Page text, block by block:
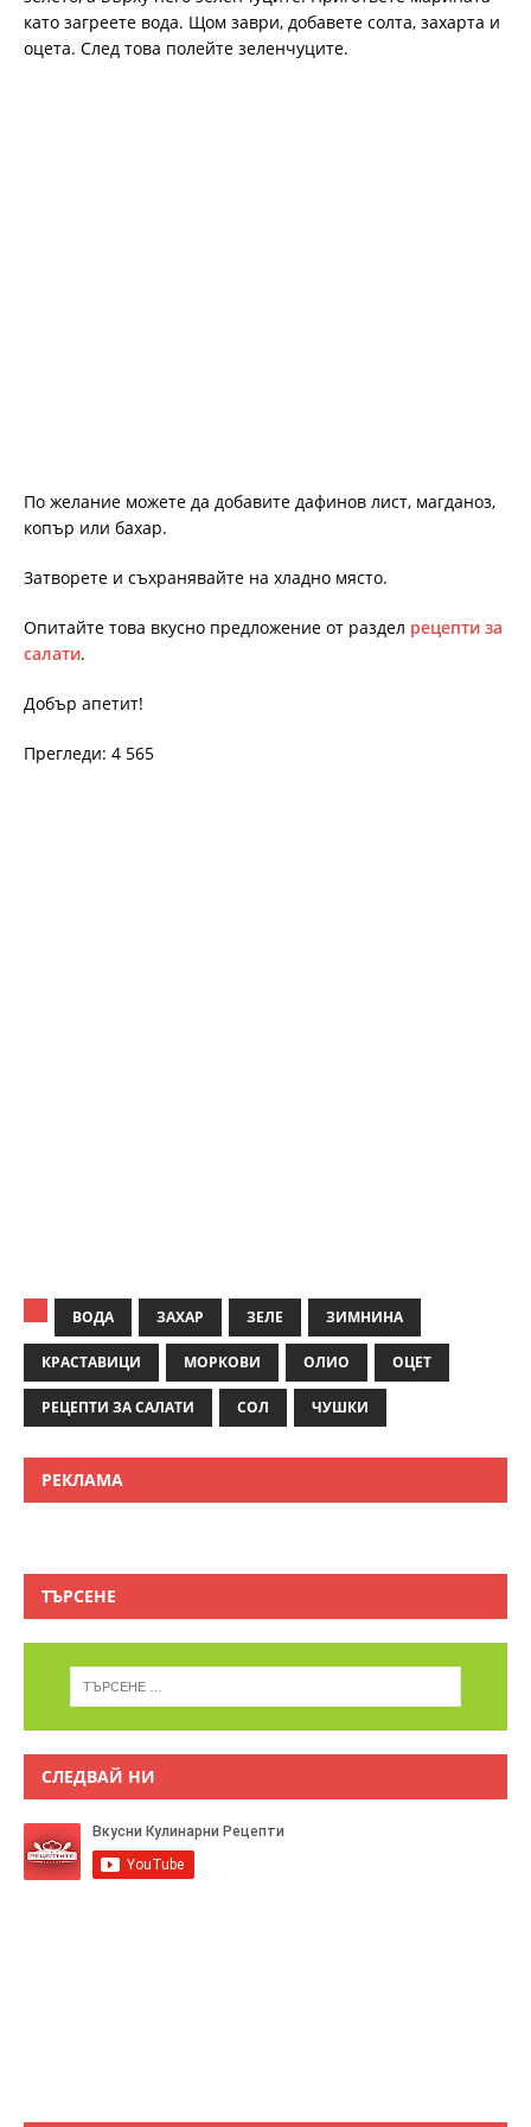
като загреете вода. Щом заври, добавете солта, захарта и
оцета. След това полейте зеленчуците.
По желание можете да добавите дафинов лист, магданоз,
копър или бахар.
Затворете и съхранявайте на хладно място.
Опитайте това вкусно предложение от раздел рецепти за
салати.
Добър апетит!
Прегледи: 4 565
ВОДА ЗАХАР ЗЕЛЕ ЗИМНИНА
КРАСТАВИЦИ МОРКОВИ ОЛИО ОЦЕТ
РЕЦЕПТИ ЗА САЛАТИ СОЛ ЧУШКИ
РЕКЛАМА
ТЪРСЕНЕ
СЛЕДВАЙ НИ